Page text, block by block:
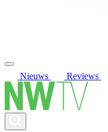
Nieuws Reviews